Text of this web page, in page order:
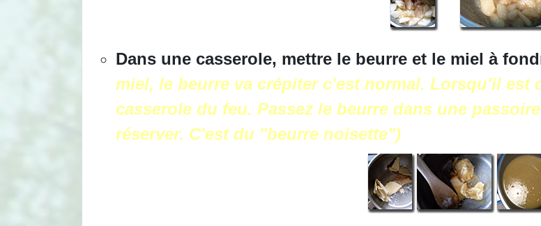
Dans une casserole, mettre le beurre et le miel à
miel, le beurre va crépiter c'est normal. Lorsqu'il est
casserole du feu. Passez le beurre dans une
réserver. C'est du "beurre noisette")